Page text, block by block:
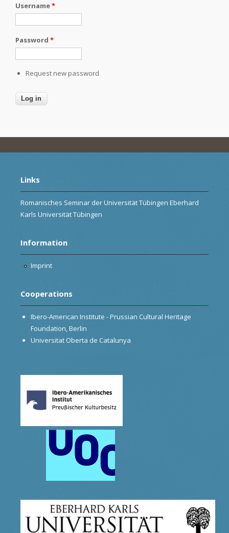
Username*
Password *
Request new password
Links
Romanisches Seminar der Universität Tübingen Eberhard
Karls Universität Tübingen
Information
Imprint
Cooperations
Ibero-American Institute - Prussian Cultural Heritage
Foundation, Berlin
Universitat Oberta de Catalunya